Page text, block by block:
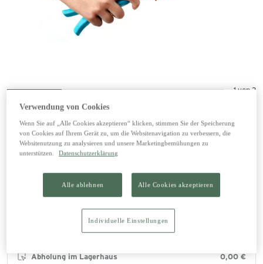
1 von 2
Schraubdeckelöffner
3,49 €
inkl. 20% MwSt zzgl. Versand
Abholung im Lagerhaus 0,00 €
Verwendung von Cookies
Wenn Sie auf „Alle Cookies akzeptieren“ klicken, stimmen Sie der Speicherung
von Cookies auf Ihrem Gerät zu, um die Websitenavigation zu verbessern, die
Websitenutzung zu analysieren und unsere Marketingbemühungen zu
unterstützen.
Datenschutzerklärung
Alle ablehnen Alle Cookies akzeptieren
Individuelle Einstellungen